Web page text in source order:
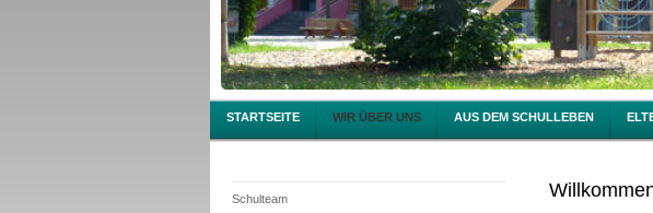
STARTSEITE WIR ÜBER UNS AUS DEM SCHULLEBEN
Schulteam